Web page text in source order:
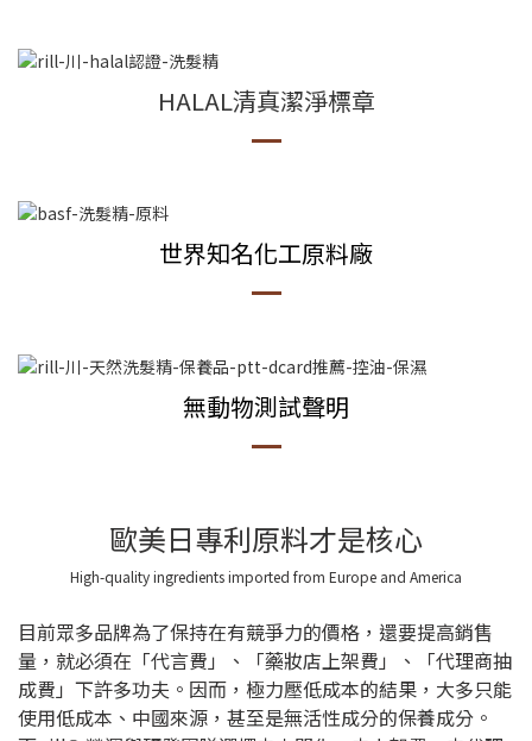
HALAL清真潔淨標章
世界知名化工原料廠
無動物測試聲明
歐美日專利原料才是核心
High-quality ingredients imported from Europe and America
目前眾多品牌為了保持在有競爭力的價格，還要提高銷售
量，就必須在「代言費」、「藥妝店上架費」、「代理商抽
成費」下許多功夫。因而，極力壓低成本的結果，大多只能
使用低成本、中國來源，甚至是無活性成分的保養成分。